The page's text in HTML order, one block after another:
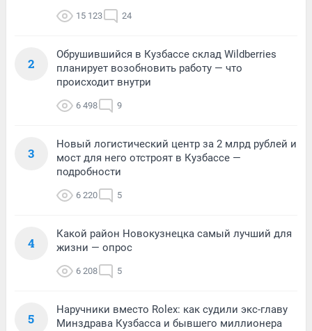
15 123 24
2
Обрушившийся в Кузбассе склад Wildberries
планирует возобновить работу — что
происходит внутри
6 498 9
3
Новый логистический центр за 2 млрд рублей и
мост для него отстроят в Кузбассе —
подробности
6 220 5
4
Какой район Новокузнецка самый лучший для
жизни — опрос
6 208 5
5
Наручники вместо Rolex: как судили экс-главу
Минздрава Кузбасса и бывшего миллионера